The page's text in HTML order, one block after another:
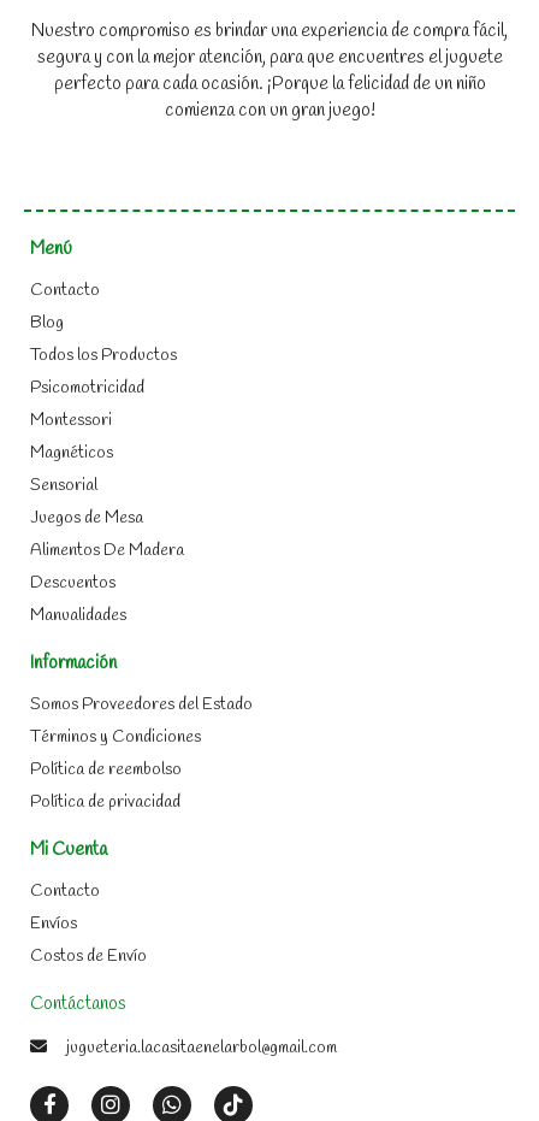
Nuestro compromiso es brindar una experiencia de compra fácil,
segura y con la mejor atención, para que encuentres el juguete
perfecto para cada ocasión. ¡Porque la felicidad de un niño
comienza con un gran juego!
Menú
Contacto
Blog
Todos los Productos
Psicomotricidad
Montessori
Magnéticos
Sensorial
Juegos de Mesa
Alimentos De Madera
Descuentos
Manualidades
Información
Somos Proveedores del Estado
Términos y Condiciones
Política de reembolso
Política de privacidad
Mi Cuenta
Contacto
Envíos
Costos de Envío
Contáctanos
jugueteria.lacasitaenelarbol@gmail.com